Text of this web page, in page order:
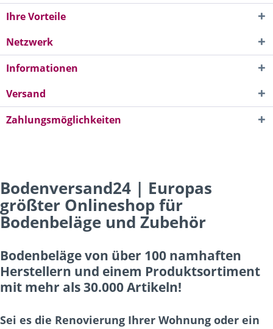
Ihre Vorteile
Netzwerk
Informationen
Versand
Zahlungsmöglichkeiten
Bodenversand24 | Europas
größter Onlineshop für
Bodenbeläge und Zubehör
Bodenbeläge von über 100 namhaften
Herstellern und einem Produktsortiment
mit mehr als 30.000 Artikeln!
Sei es die Renovierung Ihrer Wohnung oder ein